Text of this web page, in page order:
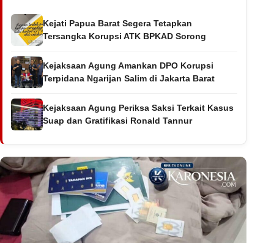
Kejati Papua Barat Segera Tetapkan
Tersangka Korupsi ATK BPKAD Sorong
Kejaksaan Agung Amankan DPO Korupsi
Terpidana Ngarijan Salim di Jakarta Barat
Kejaksaan Agung Periksa Saksi Terkait Kasus
Suap dan Gratifikasi Ronald Tannur